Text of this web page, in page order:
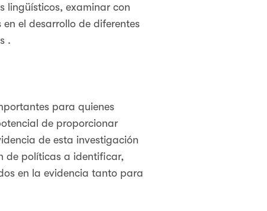
lingüísticos, examinar con
el desarrollo de diferentes
.
para quienes
de proporcionar
de esta investigación
de políticas a identificar,
en la evidencia tanto para